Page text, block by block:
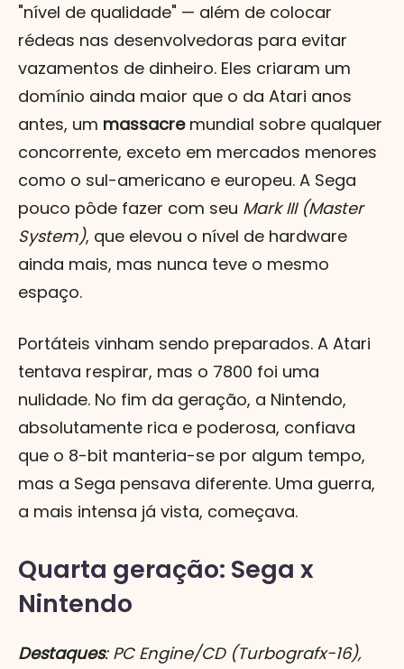
"nível de qualidade" — além de colocar
rédeas nas desenvolvedoras para evitar
vazamentos de dinheiro. Eles criaram um
domínio ainda maior que o da Atari anos
antes, um massacremundial sobre qualquer
concorrente, exceto em mercados menores
como o sul-americano e europeu. A Sega
pouco pôde fazer com seu Mark III (Master
System), que elevou o nível de hardware
ainda mais, mas nunca teve o mesmo
espaço.
Portáteis vinham sendo preparados. A Atari
tentava respirar, mas o 7800 foi uma
nulidade. No fim da geração, a Nintendo,
absolutamente rica e poderosa, confiava
que o 8-bit manteria-se por algum tempo,
mas a Sega pensava diferente. Uma guerra,
a mais intensa já vista, começava.
Quarta geração: Sega x
Nintendo
Destaques: PC Engine/CD (Turbografx-16),